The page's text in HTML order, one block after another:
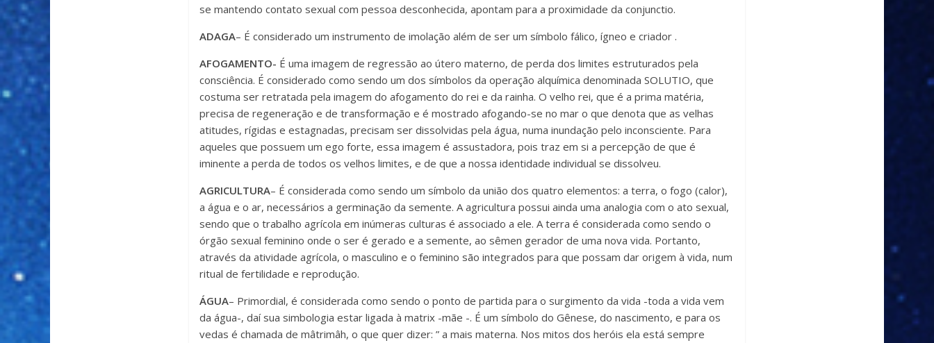
se mantendo contato sexual com pessoa desconhecida, apontam para a proximidade da conjunctio.
ADAGA– É considerado um instrumento de imolação além de ser um símbolo fálico, ígneo e criador .
AFOGAMENTO- É uma imagem de regressão ao útero materno, de perda dos limites estruturados pela
consciência. É considerado como sendo um dos símbolos da operação alquímica denominada SOLUTIO, que
costuma ser retratada pela imagem do afogamento do rei e da rainha. O velho rei, que é a prima matéria,
precisa de regeneração e de transformação e é mostrado afogando-se no mar o que denota que as velhas
atitudes, rígidas e estagnadas, precisam ser dissolvidas pela água, numa inundação pelo inconsciente. Para
aqueles que possuem um ego forte, essa imagem é assustadora, pois traz em si a percepção de que é
iminente a perda de todos os velhos limites, e de que a nossa identidade individual se dissolveu.
AGRICULTURA– É considerada como sendo um símbolo da união dos quatro elementos: a terra, o fogo (calor),
a água e o ar, necessários a germinação da semente. A agricultura possui ainda uma analogia com o ato sexual,
sendo que o trabalho agrícola em inúmeras culturas é associado a ele. A terra é considerada como sendo o
órgão sexual feminino onde o ser é gerado e a semente, ao sêmen gerador de uma nova vida. Portanto,
através da atividade agrícola, o masculino e o feminino são integrados para que possam dar origem à vida, num
ritual de fertilidade e reprodução.
ÁGUA– Primordial, é considerada como sendo o ponto de partida para o surgimento da vida -toda a vida vem
da água-, daí sua simbologia estar ligada à matrix -mãe -. É um símbolo do Gênese, do nascimento, e para os
vedas é chamada de mâtrimâh, o que quer dizer: ” a mais materna. Nos mitos dos heróis ela está sempre